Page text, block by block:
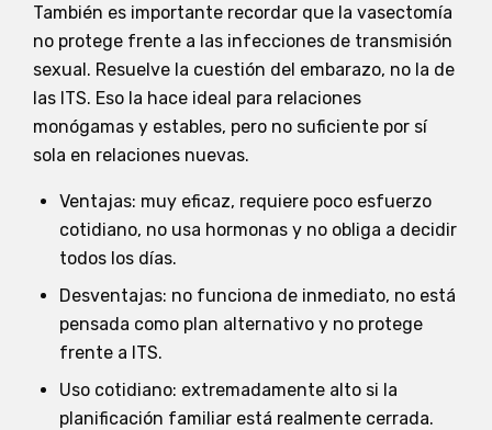
También es importante recordar que la vasectomía
no protege frente a las infecciones de transmisión
sexual. Resuelve la cuestión del embarazo, no la de
las ITS. Eso la hace ideal para relaciones
monógamas y estables, pero no suficiente por sí
sola en relaciones nuevas.
Ventajas: muy eficaz, requiere poco esfuerzo
cotidiano, no usa hormonas y no obliga a decidir
todos los días.
Desventajas: no funciona de inmediato, no está
pensada como plan alternativo y no protege
frente a ITS.
Uso cotidiano: extremadamente alto si la
planificación familiar está realmente cerrada.